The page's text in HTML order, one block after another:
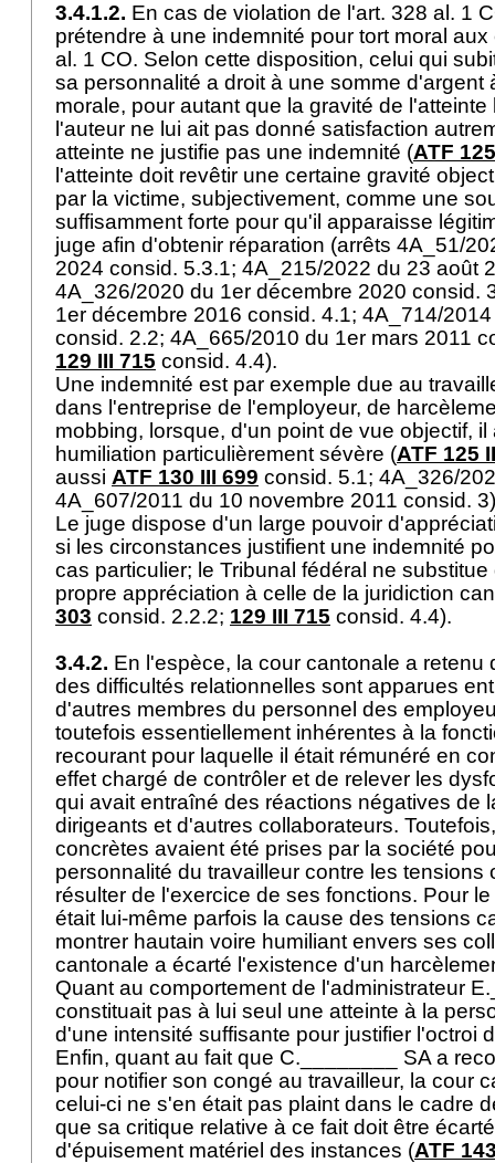
3.4.1.2. En cas de violation de l'art. 328 al. 1
prétendre à une indemnité pour tort moral
al. 1 CO. Selon cette disposition, celui qui
sa personnalité a droit à une somme d'argent
morale, pour autant que la gravité de l'atteinte
l'auteur ne lui ait pas donné satisfaction
atteinte ne justifie pas une indemnité (ATF
l'atteinte doit revêtir une certaine gravité
par la victime, subjectivement, comme une
suffisamment forte pour qu'il apparaisse
juge afin d'obtenir réparation (arrêts 4A_51/
2024 consid. 5.3.1; 4A_215/2022 du 23 août
4A_326/2020 du 1er décembre 2020 consid.
1er décembre 2016 consid. 4.1; 4A_714/
consid. 2.2; 4A_665/2010 du 1er mars 2011
129 III 715 consid. 4.4).
Une indemnité est par exemple due au
dans l'entreprise de l'employeur, de
mobbing, lorsque, d'un point de vue objectif, il
humiliation particulièrement sévère (ATF 125
aussi ATF 130 III 699 consid. 5.1; 4A_326/
4A_607/2011 du 10 novembre 2011 consid.
Le juge dispose d'un large pouvoir
si les circonstances justifient une indemnité
cas particulier; le Tribunal fédéral ne
propre appréciation à celle de la juridiction
303 consid. 2.2.2; 129 III 715 consid. 4.4).
3.4.2. En l'espèce, la cour cantonale a retenu
des difficultés relationnelles sont apparues
d'autres membres du personnel des
toutefois essentiellement inhérentes à la
recourant pour laquelle il était rémunéré en
effet chargé de contrôler et de relever les
qui avait entraîné des réactions négatives de
dirigeants et d'autres collaborateurs.
concrètes avaient été prises par la société
personnalité du travailleur contre les tensions
résulter de l'exercice de ses fonctions. Pour
était lui-même parfois la cause des tensions
montrer hautain voire humiliant envers ses
cantonale a écarté l'existence d'un
Quant au comportement de l'administrateur
constituait pas à lui seul une atteinte à la
d'une intensité suffisante pour justifier l'octroi
Enfin, quant au fait que C.________ SA a
pour notifier son congé au travailleur, la cour
celui-ci ne s'en était pas plaint dans le cadre
que sa critique relative à ce fait doit être
d'épuisement matériel des instances (ATF